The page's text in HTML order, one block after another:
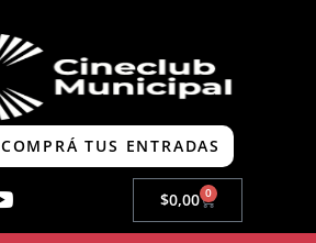
COMPRÁ TUS ENTRADAS
$0,00 0